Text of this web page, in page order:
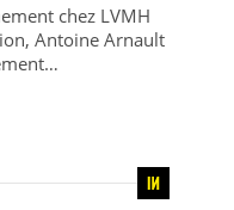
chez LVMH
Antoine Arnault